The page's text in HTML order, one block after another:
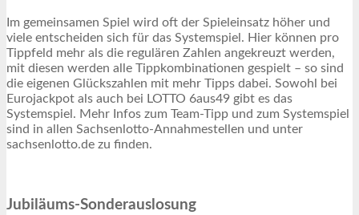
Im gemeinsamen Spiel wird oft der Spieleinsatz höher und
viele entscheiden sich für das Systemspiel. Hier können pro
Tippfeld mehr als die regulären Zahlen angekreuzt werden,
mit diesen werden alle Tippkombinationen gespielt – so sind
die eigenen Glückszahlen mit mehr Tipps dabei. Sowohl bei
Eurojackpot als auch bei LOTTO 6aus49 gibt es das
Systemspiel. Mehr Infos zum Team-Tipp und zum Systemspiel
sind in allen Sachsenlotto-Annahmestellen und unter
sachsenlotto.de zu finden.
Jubiläums-Sonderauslosung